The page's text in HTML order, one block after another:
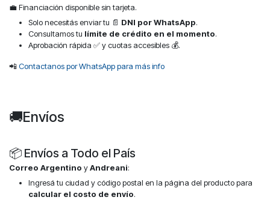
💼 Financiación disponible sin tarjeta.
Solo necesitás enviar tu 📄 DNI por WhatsApp.
Consultamos tu límite de crédito en el momento.
Aprobación rápida ✅ y cuotas accesibles 💰.
📲Contactanos por WhatsApp para más info
🚚Envíos
📦 Envíos a Todo el País
Correo Argentino yAndreani:
Ingresá tu ciudad y código postal en la página del producto para
calcular el costo de envío.